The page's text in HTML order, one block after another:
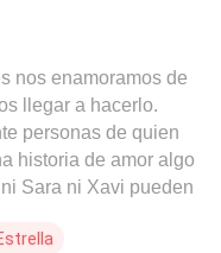
nos enamoramos de
llegar a hacerlo.
personas de quien
historia de amor algo
Sara ni Xavi pueden
DE ESTE